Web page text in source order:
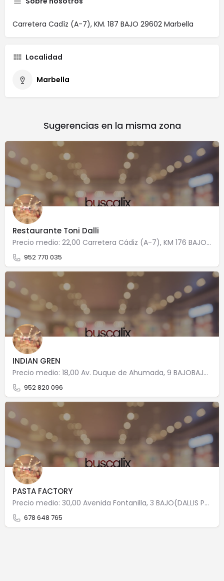
Carretera Cadíz (A-7), KM. 187 BAJO 29602 Marbella
Localidad
Marbella
Sugerencias en la misma zona
Restaurante Toni Dalli
Precio medio: 22,00 Carretera Cádiz (A-7), KM 176 BAJO(MARBELLA MILLA DE 29602 Marbella
952 770 035
INDIAN GREN
Precio medio: 18,00 Av. Duque de Ahumada, 9 BAJOBAJO (ED.VALDECANTOS) 29602 Marbella
952 820 096
PASTA FACTORY
Precio medio: 30,00 Avenida Fontanilla, 3 BAJO(DALLIS PASTA FACTORY) 29602 Marbella
678 648 765